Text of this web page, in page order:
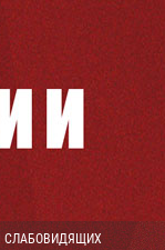
СЛАБОВИДЯЩИХ